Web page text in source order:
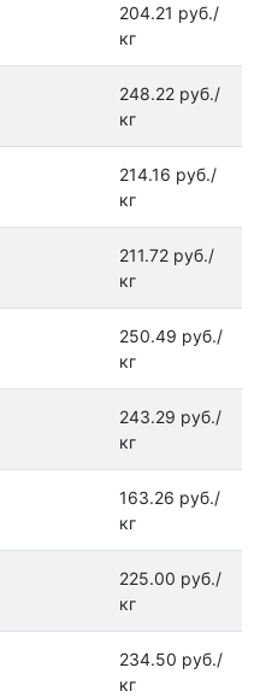
204.21 руб./
кг
248.22 руб./
кг
214.16 руб./
кг
211.72 руб./
кг
250.49 руб./
кг
243.29 руб./
кг
163.26 руб./
кг
225.00 руб./
кг
234.50 руб./
кг